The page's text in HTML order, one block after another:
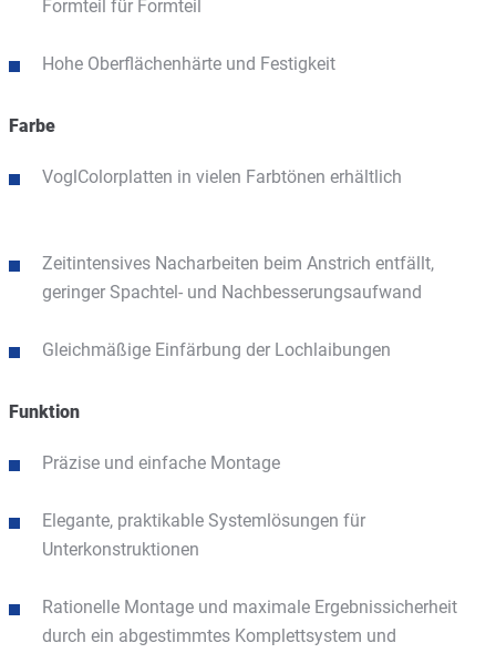
Formteil für Formteil
Hohe Oberflächenhärte und Festigkeit
Farbe
VoglColorplatten in vielen Farbtönen erhältlich
Zeitintensives Nacharbeiten beim Anstrich entfällt,
geringer Spachtel- und Nachbesserungsaufwand
Gleichmäßige Einfärbung der Lochlaibungen
Funktion
Präzise und einfache Montage
Elegante, praktikable Systemlösungen für
Unterkonstruktionen
Rationelle Montage und maximale Ergebnissicherheit
durch ein abgestimmtes Komplettsystem und